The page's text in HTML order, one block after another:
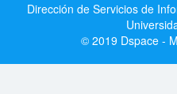
Dirección de Servicios de
© 2019 Dspace -